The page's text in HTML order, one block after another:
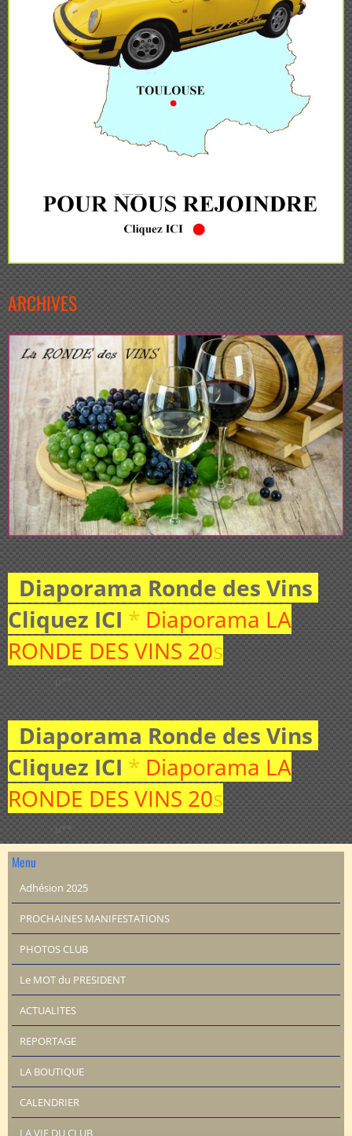
ARCHIVES
Diaporama Ronde des Vins
Cliquez ICI * Diaporama LA
RONDE DES VINS 20s
µ**
Diaporama Ronde des Vins
Cliquez ICI * Diaporama LA
RONDE DES VINS 20s
µ**
Menu
Adhésion 2025
PROCHAINES MANIFESTATIONS
PHOTOS CLUB
Le MOT du PRESIDENT
ACTUALITES
REPORTAGE
LA BOUTIQUE
CALENDRIER
LA VIE DU CLUB